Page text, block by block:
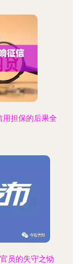
担保的后果全
员的失守之恸